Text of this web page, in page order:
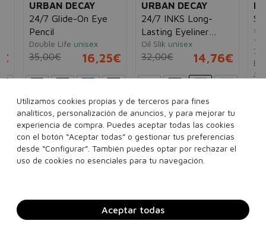
URBAN DECAY
24/7 Glide-On Eye
Pencil
Double Life unisex
35,00€ 16,25€
Añadir a la cesta
URBAN DECAY
24/7 INKS Long-
Lasting Eyeliner
Liquide
Oil Slik unisex
32,00€ 14,76€
Añadir a la cesta
Utilizamos cookies propias y de terceros para fines
analíticos, personalización de anuncios, y para mejorar tu
experiencia de compra. Puedes aceptar todas las cookies
con el botón “Aceptar todas” o gestionar tus preferencias
desde “Configurar”. También puedes optar por rechazar el
uso de cookies no esenciales para tu navegación.
Aceptar todas